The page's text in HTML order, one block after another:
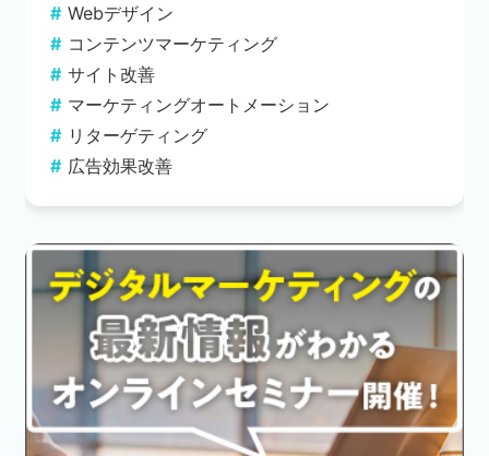
Webデザイン
コンテンツマーケティング
サイト改善
マーケティングオートメーション
リターゲティング
広告効果改善